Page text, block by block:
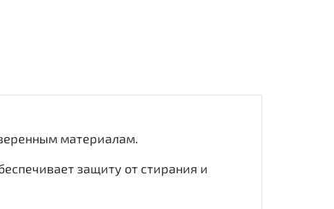
материалам.
защиту от стирания и